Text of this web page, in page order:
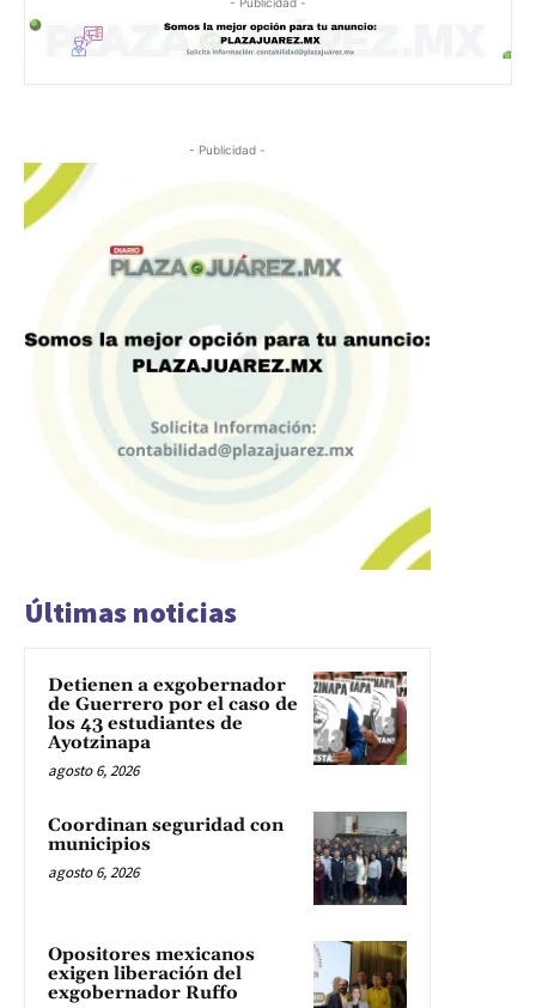
- Publicidad -
Últimas noticias
Detienen a exgobernador
de Guerrero por el caso de
los 43 estudiantes de
Ayotzinapa
agosto 6, 2026
Coordinan seguridad con
municipios
agosto 6, 2026
Opositores mexicanos
exigen liberación del
exgobernador Ruffo